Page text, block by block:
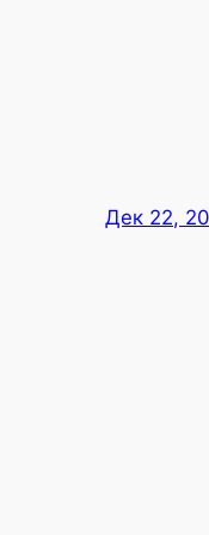
Дек 22,